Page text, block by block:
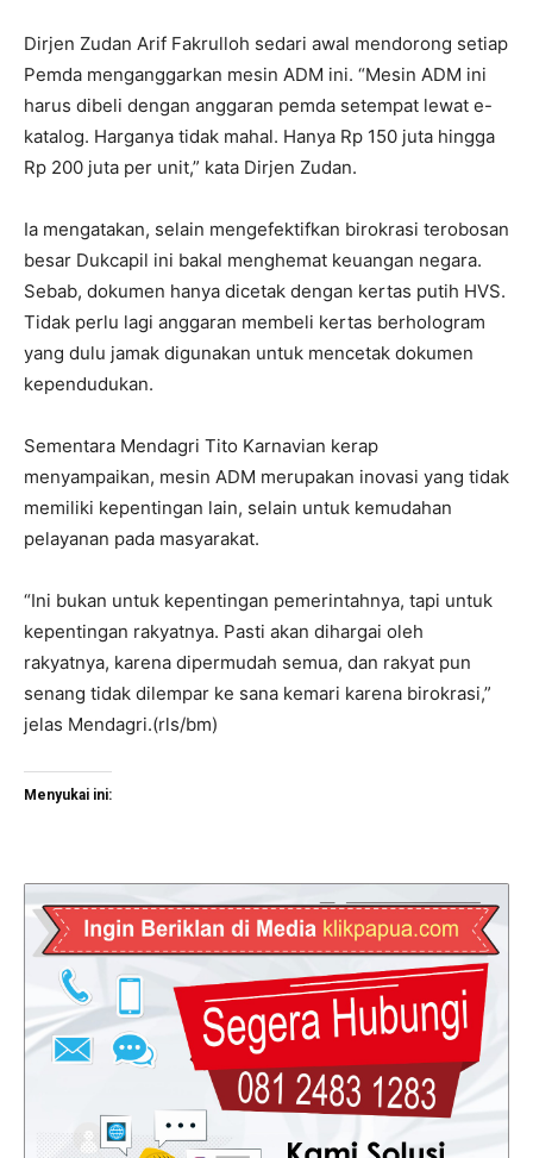
Dirjen Zudan Arif Fakrulloh sedari awal mendorong setiap
Pemda menganggarkan mesin ADM ini. “Mesin ADM ini
harus dibeli dengan anggaran pemda setempat lewat e-
katalog. Harganya tidak mahal. Hanya Rp 150 juta hingga
Rp 200 juta per unit,” kata Dirjen Zudan.
Ia mengatakan, selain mengefektifkan birokrasi terobosan
besar Dukcapil ini bakal menghemat keuangan negara.
Sebab, dokumen hanya dicetak dengan kertas putih HVS.
Tidak perlu lagi anggaran membeli kertas berhologram
yang dulu jamak digunakan untuk mencetak dokumen
kependudukan.
Sementara Mendagri Tito Karnavian kerap
menyampaikan, mesin ADM merupakan inovasi yang tidak
memiliki kepentingan lain, selain untuk kemudahan
pelayanan pada masyarakat.
“Ini bukan untuk kepentingan pemerintahnya, tapi untuk
kepentingan rakyatnya. Pasti akan dihargai oleh
rakyatnya, karena dipermudah semua, dan rakyat pun
senang tidak dilempar ke sana kemari karena birokrasi,”
jelas Mendagri.(rls/bm)
Menyukai ini: